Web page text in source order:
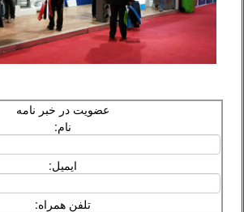
عضویت در خبر نامه
نام:
ایمیل:
تلفن همراه: